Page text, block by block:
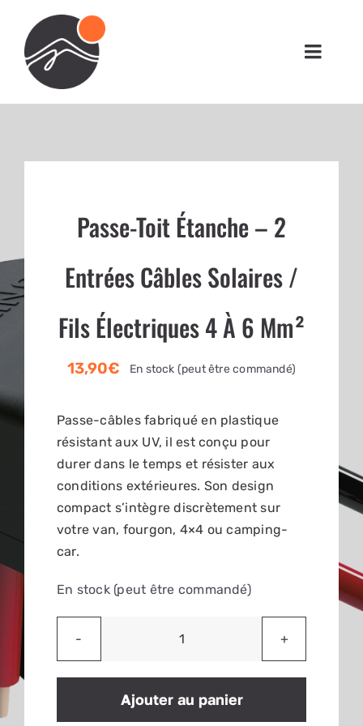
contenu
RÉALISATIONS
BOUTIQUE
VOUS ÊTES UN PRO ?
CONTACT
MON COMPTE
PANIER
Passe-Toit Étanche – 2
Entrées Câbles Solaires /
Fils Électriques 4 À 6 Mm²
13,90€ En stock (peut être commandé)
Passe-câbles fabriqué en plastique
résistant aux UV, il est conçu pour
durer dans le temps et résister aux
conditions extérieures. Son design
compact s’intègre discrètement sur
votre van, fourgon, 4×4 ou camping-
car.
En stock (peut être commandé)
Passe-
Ajouter au panier